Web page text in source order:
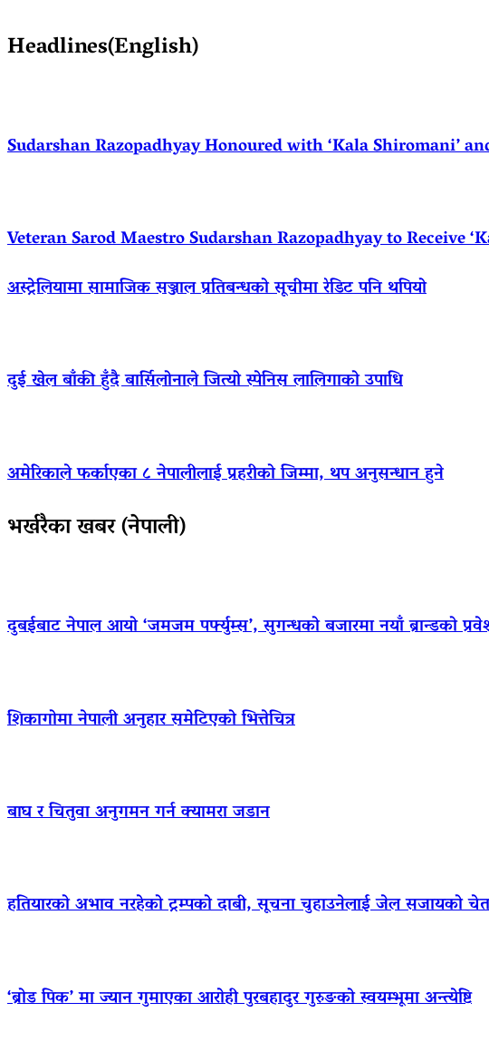
Headlines(English)
Sudarshan Razopadhyay Honoured with ‘Kala Shiromani’
Veteran Sarod Maestro Sudarshan Razopadhyay to
अस्ट्रेलियामा सामाजिक सञ्जाल प्रतिबन्धको सूचीमा रेडिट पनि थपियो
दुई खेल बाँकी हुँदै बार्सिलोनाले जित्यो स्पेनिस लालिगाको उपाधि
अमेरिकाले फर्काएका ८ नेपालीलाई प्रहरीको जिम्मा, थप अनुसन्धान हुने
भर्खरैका खबर (नेपाली)
दुबईबाट नेपाल आयो ‘जमजम पर्फ्युम्स’, सुगन्धको बजारमा नयाँ ब्रान्डको
शिकागोमा नेपाली अनुहार समेटिएको भित्तेचित्र
बाघ र चितुवा अनुगमन गर्न क्यामरा जडान
हतियारको अभाव नरहेको ट्रम्पको दाबी, सूचना चुहाउनेलाई जेल सजायको
‘ब्रोड पिक’ मा ज्यान गुमाएका आराेही पुरबहादुर गुरुङको स्वयम्भूमा अन्त्येष्टि